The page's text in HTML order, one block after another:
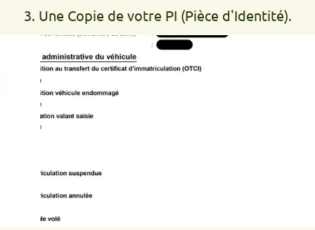
3. Une Copie de votre PI (Pièce d'Identité).